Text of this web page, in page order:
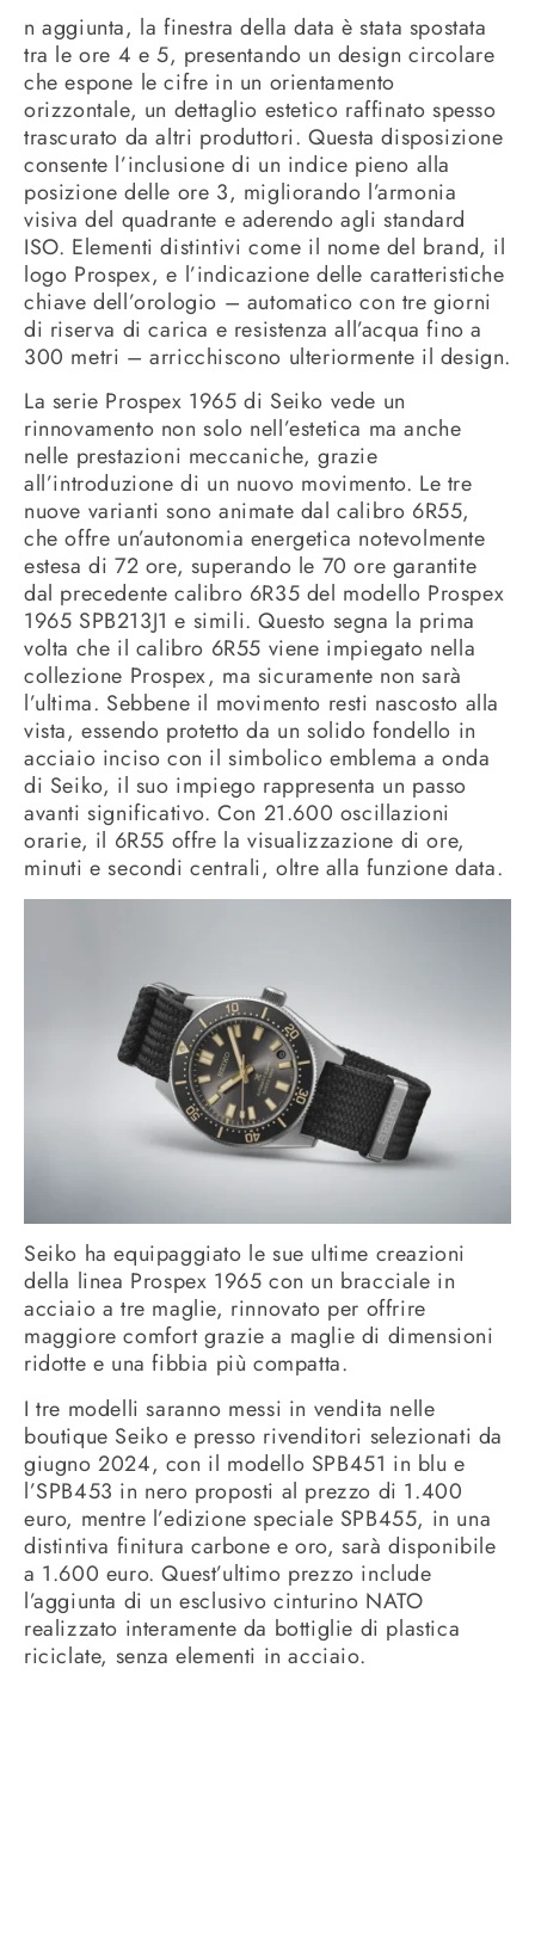
n aggiunta, la finestra della data è stata spostata
tra le ore 4 e 5, presentando un design circolare
che espone le cifre in un orientamento
orizzontale, un dettaglio estetico raffinato spesso
trascurato da altri produttori. Questa disposizione
consente l’inclusione di un indice pieno alla
posizione delle ore 3, migliorando l’armonia
visiva del quadrante e aderendo agli standard
ISO. Elementi distintivi come il nome del brand, il
logo Prospex, e l’indicazione delle caratteristiche
chiave dell’orologio – automatico con tre giorni
di riserva di carica e resistenza all’acqua fino a
300 metri – arricchiscono ulteriormente il design.
La serie Prospex 1965 di Seiko vede un
rinnovamento non solo nell’estetica ma anche
nelle prestazioni meccaniche, grazie
all’introduzione di un nuovo movimento. Le tre
nuove varianti sono animate dal calibro 6R55,
che offre un’autonomia energetica notevolmente
estesa di 72 ore, superando le 70 ore garantite
dal precedente calibro 6R35 del modello Prospex
1965 SPB213J1 e simili. Questo segna la prima
volta che il calibro 6R55 viene impiegato nella
collezione Prospex, ma sicuramente non sarà
l’ultima. Sebbene il movimento resti nascosto alla
vista, essendo protetto da un solido fondello in
acciaio inciso con il simbolico emblema a onda
di Seiko, il suo impiego rappresenta un passo
avanti significativo. Con 21.600 oscillazioni
orarie, il 6R55 offre la visualizzazione di ore,
minuti e secondi centrali, oltre alla funzione data.
Seiko ha equipaggiato le sue ultime creazioni
della linea Prospex 1965 con un bracciale in
acciaio a tre maglie, rinnovato per offrire
maggiore comfort grazie a maglie di dimensioni
ridotte e una fibbia più compatta.
I tre modelli saranno messi in vendita nelle
boutique Seiko e presso rivenditori selezionati da
giugno 2024, con il modello SPB451 in blu e
l’SPB453 in nero proposti al prezzo di 1.400
euro, mentre l’edizione speciale SPB455, in una
distintiva finitura carbone e oro, sarà disponibile
a 1.600 euro. Quest’ultimo prezzo include
l’aggiunta di un esclusivo cinturino NATO
realizzato interamente da bottiglie di plastica
riciclate, senza elementi in acciaio.